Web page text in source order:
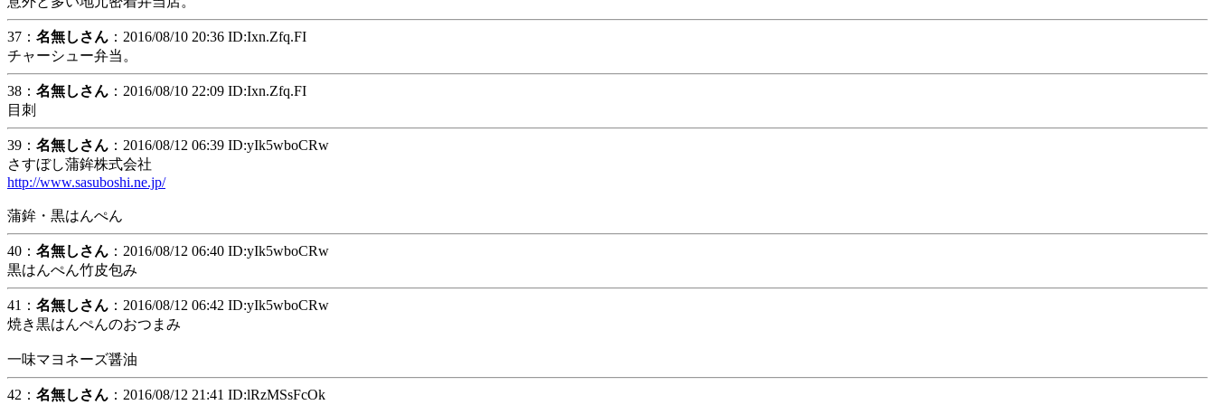
37： 名無しさん ：2016/08/10 20:36 ID:Ixn.Zfq.FI
チャーシュー弁当。
38： 名無しさん ：2016/08/10 22:09 ID:Ixn.Zfq.FI
目刺
39： 名無しさん ：2016/08/12 06:39 ID:yIk5wboCRw
さすぼし蒲鉾株式会社
http://www.sasuboshi.ne.jp/
蒲鉾・黒はんぺん
40： 名無しさん ：2016/08/12 06:40 ID:yIk5wboCRw
黒はんぺん竹皮包み
41： 名無しさん ：2016/08/12 06:42 ID:yIk5wboCRw
焼き黒はんぺんのおつまみ
一味マヨネーズ醤油
42： 名無しさん ：2016/08/12 21:41 ID:lRzMSsFcOk